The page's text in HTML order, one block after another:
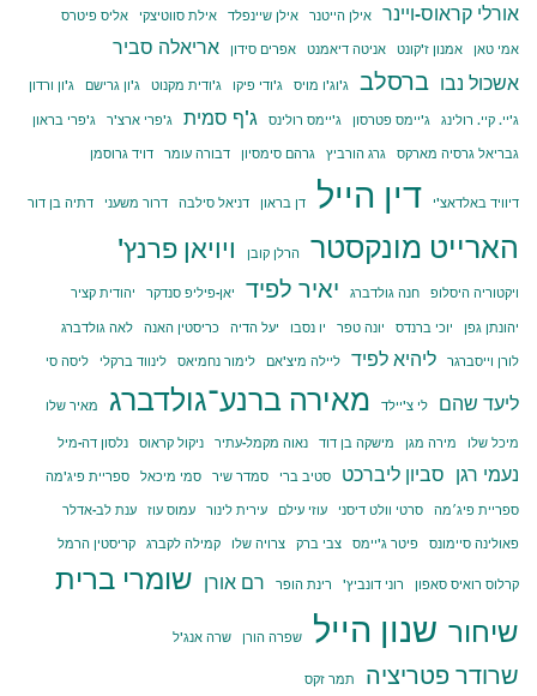
אורלי קראוס-ויינר אילן הייטנר אילן שיינפלד אילת סווטיצקי
אליס פיטרס
אמי טאן
אמנון ז'קונט אניטה דיאמנט אפרים סידון
אריאלה סביר
אשכול נבו ברסלב ג'וג'ו מויס ג'ודי פיקו ג'ודית מקנוט ג'ון גרישם ג'ון ורדון
ג'יי. קיי. רולינג ג'יימס פטרסון ג'יימס רולינס ג'ף סמית ג'פרי ארצ'ר
ג'פרי בראון
גבריאל גרסיה מארקס
גרג הורביץ גרהם סימסיון דבורה עומר דויד גרוסמן
דיוויד באלדאצ'י דין הייל דן בראון דניאל סילבה דרור משעני דתיה בן דור
הארייט מונקסטר הרלן קובן ויויאן פרנץ'
ויקטוריה היסלופ חנה גולדברג יאיר לפיד יאן-פיליפ סנדקר יהודית קציר
יהונתן גפן יוכי ברנדס יונה טפר יו נסבו יעל הדיה כריסטין האנה
לאה גולדברג
לורן וייסברגר
ליהיא לפיד ליילה מיצ'אם לימור נחמיאס לינווד ברקלי ליסה סי
ליעד שהם לי צ'יילד מאירה ברנע־גולדברג מאיר שלו
מיכל שלו מירה מגן מישקה בן דוד נאוה מקמל-עתיר ניקול קראוס נלסון דה-מיל
נעמי רגן סביון ליברכט סטיב ברי סמדר שיר סמי מיכאל
ספריית פיג'מה
ספריית פיג׳מה
סרטי וולט דיסני עוזי עילם עירית לינור עמוס עוז
ענת לב-אדלר
פאולינה סיימונס
פיטר ג'יימס צבי ברק צרויה שלו קמילה לקברג קריסטין הרמל
קרלוס רואיס סאפון רוני דונביץ' רינת הופר רם אורן שומרי ברית
שיחור שנון הייל שפרה הורן שרה אנג'ל
שרודר פטריציה תמר זקס